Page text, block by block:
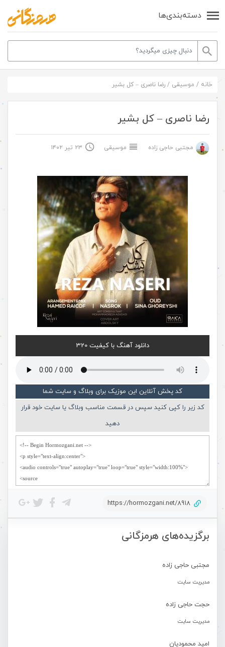
دسته‌بندی‌ها
برگزیده‌های هرمزگانی
مجتبی حاجی زاده
مدیریت سایت
حجت حاجی زاده
مدیریت سایت
امید محمودیان
خانه / موسیقی / رضا ناصری – کل بشیر
رضا ناصری – کل بشیر
مجتبی حاجی زاده موسیقی ۲۳ تیر ۱۴۰۲
دانلود آهنگ با کیفیت 320
کد پخش آنلاین این موزیک برای وبلاگ و سایت شما
کد زیر را کپی کنید سپس در قسمت مناسب وبلاگ یا سایت خود قرار
دهید
https://hormozgani.net/8918